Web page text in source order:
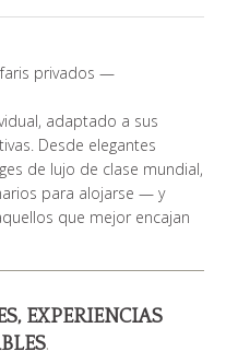
privados —
adaptado a sus
Desde elegantes
de lujo de clase mundial,
para alojarse — y
que mejor encajan
EXPERIENCIAS
.